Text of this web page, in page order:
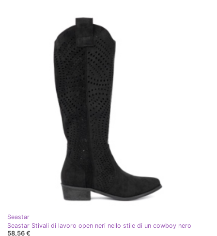
Seastar
Seastar Stivali di lavoro open neri nello stile di un cowboy nero
58,56 €